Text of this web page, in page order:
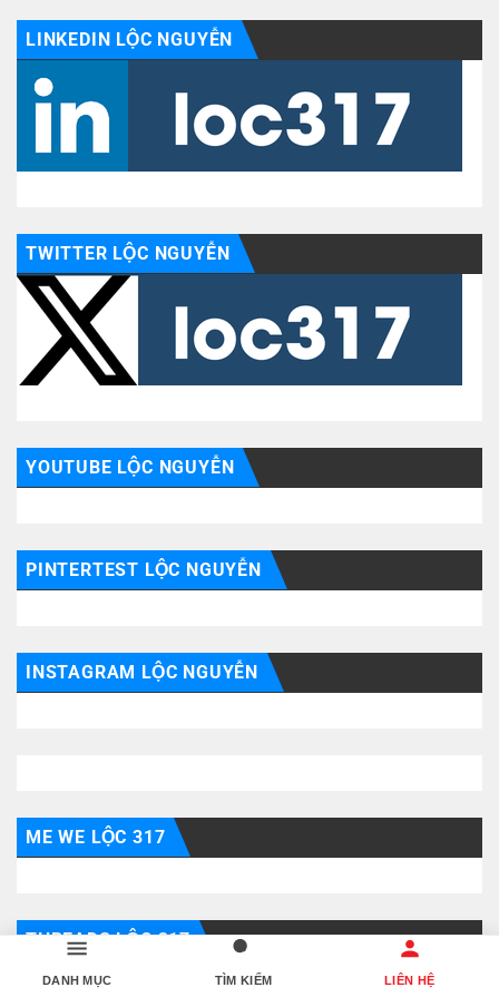
LINKEDIN LỘC NGUYỄN
TWITTER LỘC NGUYỄN
YOUTUBE LỘC NGUYỄN
PINTERTEST LỘC NGUYỄN
INSTAGRAM LỘC NGUYỄN
ME WE LỘC 317
THREADS LỘC 317
DANH MỤC TÌM KIẾM LIÊN HỆ